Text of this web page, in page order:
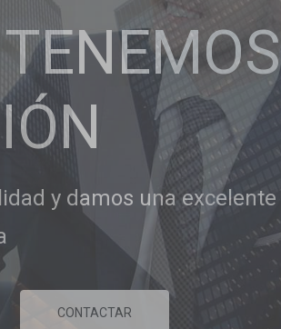
CONTACTAR
clientes basadas en
a concretar sus
CONTACTAR